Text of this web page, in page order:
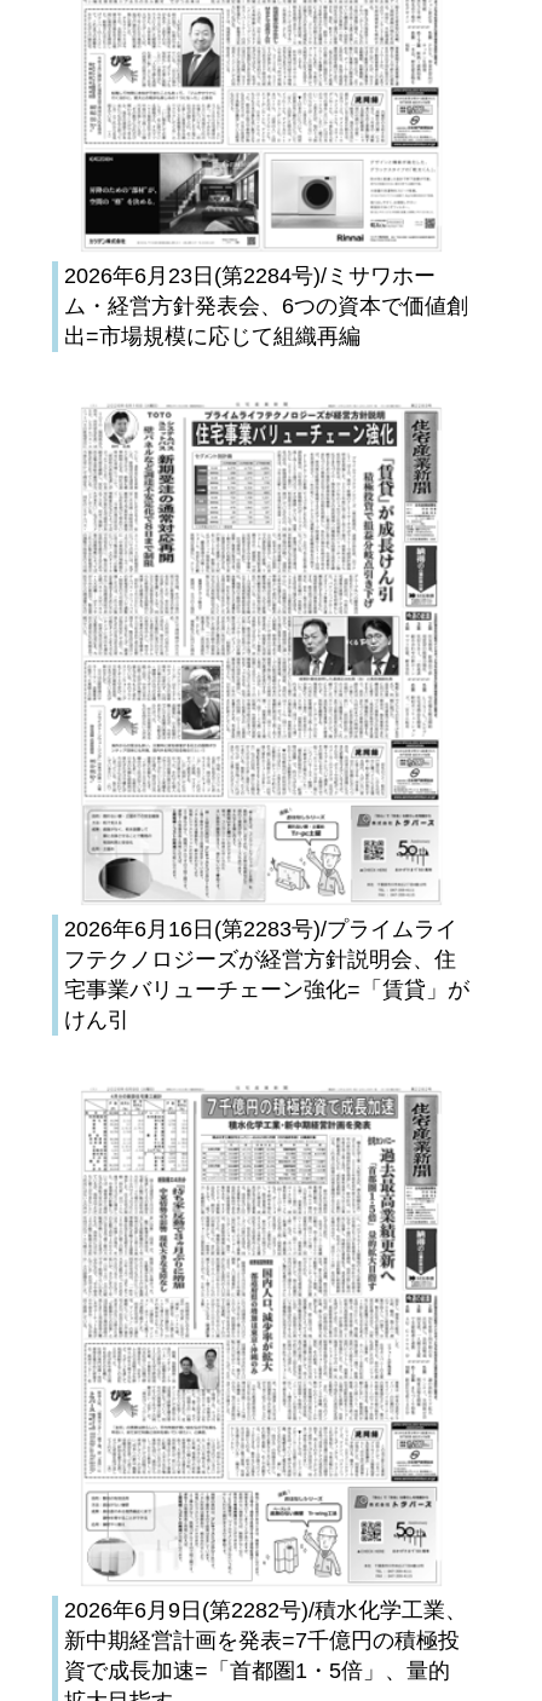
2026年6月23日(第2284号)/ミサワホー
ム・経営方針発表会、6つの資本で価値創
出=市場規模に応じて組織再編
2026年6月16日(第2283号)/プライムライ
フテクノロジーズが経営方針説明会、住
宅事業バリューチェーン強化=「賃貸」が
けん引
2026年6月9日(第2282号)/積水化学工業、
新中期経営計画を発表=7千億円の積極投
資で成長加速=「首都圏1・5倍」、量的